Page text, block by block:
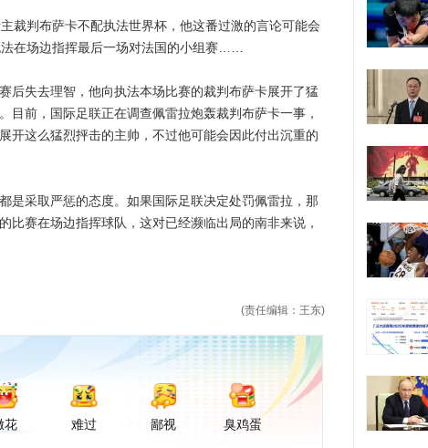
判布萨卡不配执法世界杯，他这番过激的言论可能会
在场边指挥最后一场对法国的小组赛……
失去理智，他向执法本场比赛的裁判布萨卡展开了猛
目前，国际足联正在调查佩雷拉炮轰裁判布萨卡一事，
开这么猛烈抨击的主帅，不过他可能会因此付出沉重的
采取严惩的态度。如果国际足联决定处罚佩雷拉，那
比赛在场边指挥球队，这对已经濒临出局的南非来说，
(责任编辑：王东)
花 难过 鄙视 臭鸡蛋